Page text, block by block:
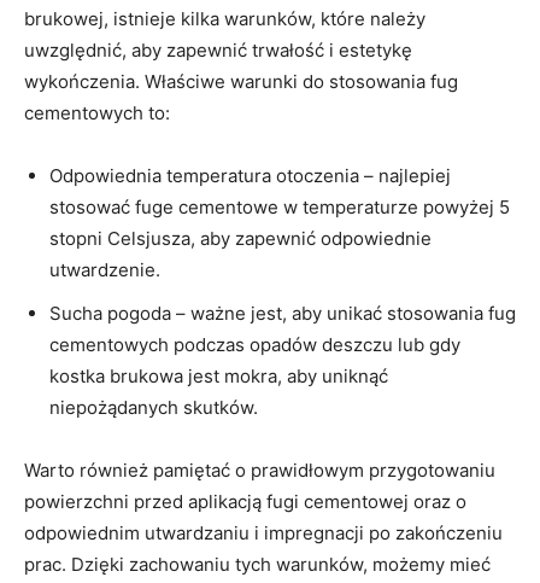
brukowej, ‌istnieje kilka warunków,‍ które należy
uwzględnić, ⁣aby​ zapewnić trwałość ⁣i estetykę
wykończenia. Właściwe warunki⁢ do⁣ stosowania fug
cementowych to:
Odpowiednia temperatura otoczenia – ⁤najlepiej
stosować fuge cementowe w⁤ temperaturze powyżej 5
stopni Celsjusza, aby zapewnić odpowiednie
utwardzenie.
Sucha pogoda – ważne jest, aby unikać⁤ stosowania fug
cementowych podczas ⁤opadów deszczu‌ lub gdy
kostka brukowa jest mokra, ​aby uniknąć
niepożądanych skutków.
Warto również​ pamiętać o prawidłowym ‍przygotowaniu
powierzchni przed aplikacją fugi cementowej ‍oraz o
odpowiednim‍ utwardzaniu i impregnacji po zakończeniu
prac.⁣ Dzięki ​zachowaniu tych warunków, możemy​ mieć